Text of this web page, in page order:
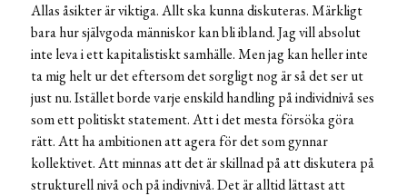
Allas åsikter är viktiga. Allt ska kunna diskuteras. Märkligt
bara hur självgoda människor kan bli ibland. Jag vill absolut
inte leva i ett kapitalistiskt samhälle. Men jag kan heller inte
ta mig helt ur det eftersom det sorgligt nog är så det ser ut
just nu. Istället borde varje enskild handling på individnivå ses
som ett politiskt statement. Att i det mesta försöka göra
rätt. Att ha ambitionen att agera för det som gynnar
kollektivet. Att minnas att det är skillnad på att diskutera på
strukturell nivå och på indivnivå. Det är alltid lättast att